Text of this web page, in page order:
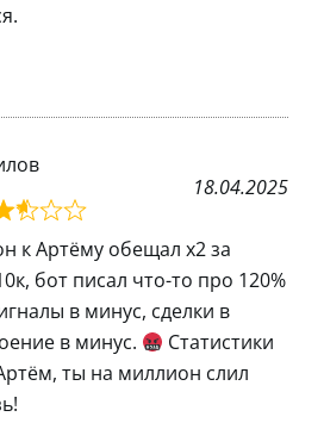
18.04.2025
к Артёму обещал x2 за
бот писал что-то про 120%
в минус, сделки в
в минус.
Статистики
ты на миллион слил